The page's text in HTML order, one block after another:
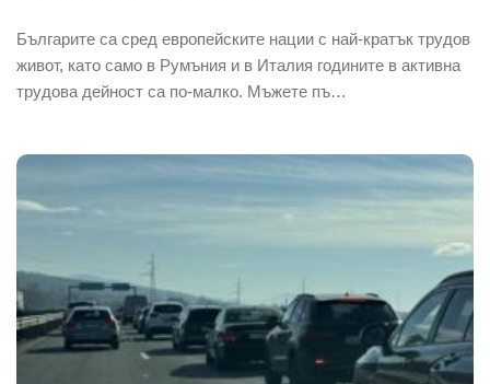
Българите са сред европейските нации с най-кратък трудов
живот, като само в Румъния и в Италия годините в активна
трудова дейност са по-малко. Мъжете пъ…